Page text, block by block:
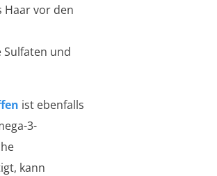
Haar vor den
Sulfaten und
ist ebenfalls
3-
kann